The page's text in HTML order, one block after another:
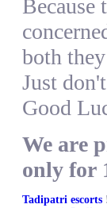
Because
both
Just
Good
We are
only for
Tadipatri escorts